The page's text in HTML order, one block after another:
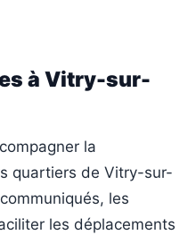
à Vitry-sur-
la
quartiers de Vitry-sur-
les
les déplacements